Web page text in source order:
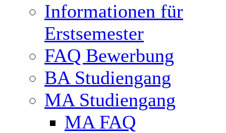
Informationen für
Erstsemester
FAQ Bewerbung
BA Studiengang
MA Studiengang
MA FAQ